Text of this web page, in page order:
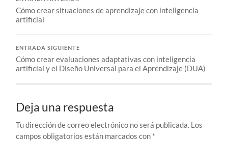
Cómo crear situaciones de aprendizaje con inteligencia
artificial
ENTRADA SIGUIENTE
Cómo crear evaluaciones adaptativas con inteligencia
artificial y el Diseño Universal para el Aprendizaje (DUA)
Deja una respuesta
Tu dirección de correo electrónico no será publicada. Los
campos obligatorios están marcados con *